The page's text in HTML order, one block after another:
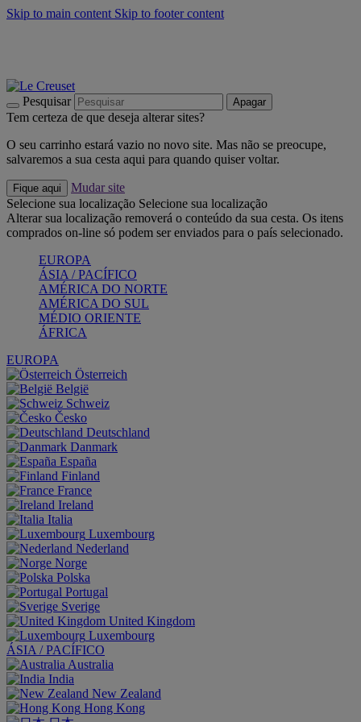
Skip to main content Skip to footer content
Pesquisar Apagar
Tem certeza de que deseja alterar sites?
O seu carrinho estará vazio no novo site. Mas não se preocupe,
salvaremos a sua cesta aqui para quando quiser voltar.
Fique aqui
Mudar site
Selecione sua localização Selecione sua localização
Alterar sua localização removerá o conteúdo da sua cesta. Os itens
comprados on-line só podem ser enviados para o país selecionado.
EUROPA
ÁSIA / PACÍFICO
AMÉRICA DO NORTE
AMÉRICA DO SUL
MÉDIO ORIENTE
ÁFRICA
EUROPA
Österreich
België
Schweiz
Česko
Deutschland
Danmark
España
Finland
France
Ireland
Italia
Luxembourg
Nederland
Norge
Polska
Portugal
Sverige
United Kingdom
Luxembourg
ÁSIA / PACÍFICO
Australia
India
New Zealand
Hong Kong